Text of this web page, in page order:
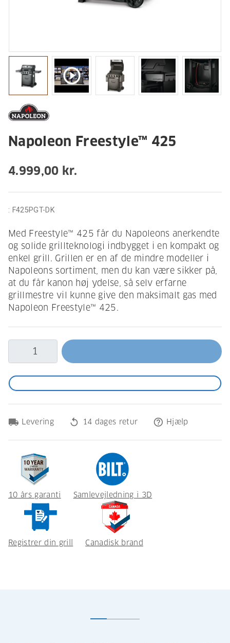
play_circle_outline
Napoleon Freestyle™ 425
4.999,00 kr.
: F425PGT-DK
Med Freestyle™ 425 får du Napoleons anerkendte
og solide grillteknologi indbygget i en kompakt og
enkel grill. Grillen er en af de mindre modeller i
Napoleons sortiment, men du kan være sikker på,
at du får kanon høj ydelse, så selv erfarne
grillmestre vil kunne give den maksimalt gas med
Napoleon Freestyle™ 425.
local_shipping Levering replay 14 dages retur help_outline Hjælp
10 års garanti Samlevejledning i 3D
Registrer din grill Canadisk brand